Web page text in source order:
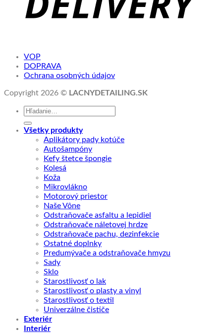
VOP
DOPRAVA
Ochrana osobných údajov
Copyright 2026 © LACNYDETAILING.SK
Hľadať:
Všetky produkty
Aplikátory pady kotúče
Autošampóny
Kefy štetce špongie
Kolesá
Koža
Mikrovlákno
Motorový priestor
Naše Vône
Odstraňovače asfaltu a lepidiel
Odstraňovače náletovej hrdze
Odstraňovače pachu, dezinfekcie
Ostatné doplnky
Predumývače a odstraňovače hmyzu
Sady
Sklo
Starostlivosť o lak
Starostlivosť o plasty a vinyl
Starostlivosť o textil
Univerzálne čističe
Exteriér
Interiér